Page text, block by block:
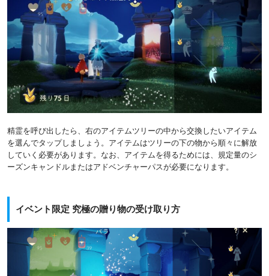
精霊を呼び出したら、右のアイテムツリーの中から交換したいアイテム
を選んでタップしましょう。アイテムはツリーの下の物から順々に解放
していく必要があります。なお、アイテムを得るためには、規定量のシ
ーズンキャンドルまたはアドベンチャーパスが必要になります。
イベント限定 究極の贈り物の受け取り方